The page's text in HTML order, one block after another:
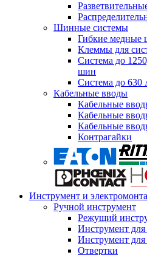
Шинные системы
Гибкие медные
Клеммы для
Система до
шин
Система до
Кабельные вводы
Кабельные
Кабельные
Кабельные
Контрагайки
Инструмент и
Ручной инструмент
Режущий
Инструмент для
Инструмент
Отвертки